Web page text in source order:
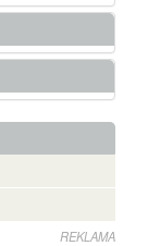
REKLAMA